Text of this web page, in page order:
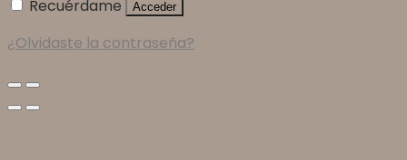
Recuérdame
Acceder
¿Olvidaste la contraseña?